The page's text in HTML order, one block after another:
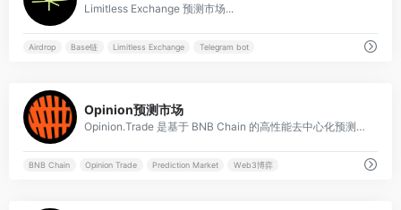
Limitless Exchange 预测市场...
Airdrop Base链 Limitless Exchange Telegram bot
Opinion预测市场
Opinion.Trade 是基于 BNB Chain 的高性能去中心化预测市场，允许用户直接对宏观经济、加密动态及全球实时事件进行观点交易。
BNB Chain Opinion Trade Prediction Market Web3博弈